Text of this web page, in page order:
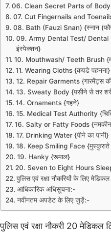
06. Clean Secret Parts of Body
07. Cut Fingernails and
08. Bath (Fauzi Snan) {स्नान
09. Army Dental Test/ Dental
इंस्पेक्शन}
10. Mouthwash/ Teeth Brush
11. Wearing Cloths {कपडे पहनना}
12. Repair Garments {गारमेंट्स
13. Sweaty Body {पसीने से तर
14. Ornaments {गहने}
15. Medical Test Authority
16. Salty or Fatty Foods {नमकीन
17. Drinking Water {पीने का पानी}
18. Keep Smiling Face {मुस्कुराते
19. Hanky {रूमाल}
20. Seven to Eight Hours
पुलिस एवं रक्षा नौकरियों के लिए
आधिकारिक अधिसूचना:-
नवीनतम अपडेट के लिए जुड़ें:-
पुलिस एवं रक्षा नौकरी 20 मेडिकल